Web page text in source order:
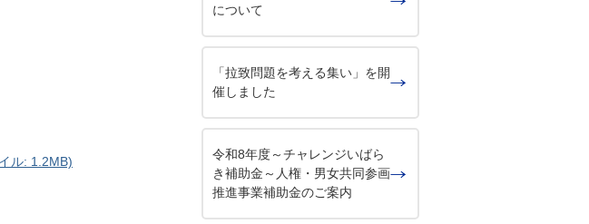
ル: 1.2MB)
について
「拉致問題を考える集い」を開
催しました
令和8年度～チャレンジいばら
き補助金～人権・男女共同参画
推進事業補助金のご案内